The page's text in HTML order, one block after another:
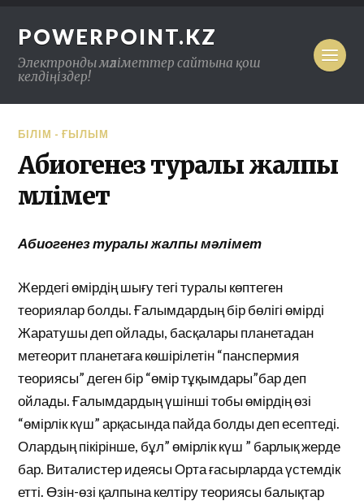
POWERPOINT.KZ
Электронды мәліметтер сайтына қош
келдіңіздер!
БІЛІМ - ҒЫЛЫМ
Абиогенез туралы жалпы
мәлімет
Абиогенез туралы жалпы мәлімет
Жердегі өмірдің шығу тегі туралы көптеген
теориялар болды. Ғалымдардың бір бөлігі өмірді
Жаратушы деп ойлады, басқалары планетадан
метеорит планетаға көшірілетін “панспермия
теориясы” деген бір “өмір тұқымдары”бар деп
ойлады. Ғалымдардың үшінші тобы өмірдің өзі
“өмірлік күш” арқасында пайда болды деп есептеді.
Олардың пікірінше, бұл” өмірлік күш ” барлық жерде
бар. Виталистер идеясы Орта ғасырларда үстемдік
етті. Өзін-өзі қалпына келтіру теориясы балықтар